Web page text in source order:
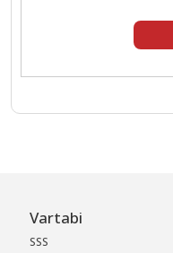
Vartabi
SSS